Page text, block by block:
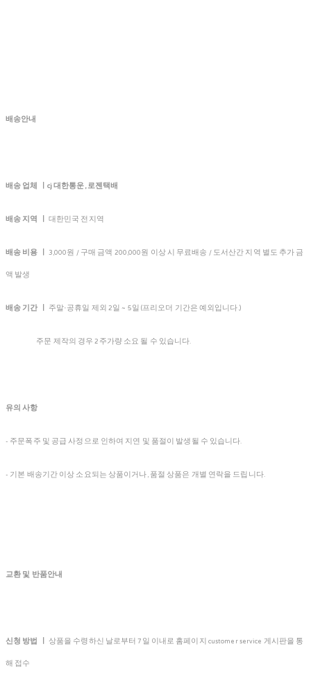
배송안내
배송 업체 ㅣcj 대한통운, 로젠택배
배송 지역 ㅣ 대한민국 전지역
배송 비용 ㅣ 3,000원 / 구매 금액 200,000원 이상 시 무료배송 / 도서산간 지역 별도 추가 금
액 발생
배송 기간 ㅣ 주말·공휴일 제외 2일 ~ 5일 (프리오더 기간은 예외입니다.)
주문 제작의 경우 2주가량 소요 될 수 있습니다.
유의 사항
- 주문폭주 및 공급 사정으로 인하여 지연 및 품절이 발생될 수 있습니다.
- 기본 배송기간 이상 소요되는 상품이거나, 품절 상품은 개별 연락을 드립니다.
교환 및 반품안내
신청 방법 ㅣ 상품을 수령하신 날로부터 7일 이내로 홈페이지 customer service 게시판을 통
해 접수